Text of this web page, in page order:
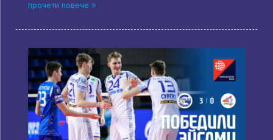
прочети повече »